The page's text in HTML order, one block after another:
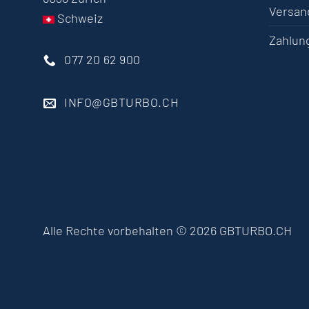
Schweiz
077 20 62 900
INFO@GBTURBO.CH
Alle Rechte vorbehalten © 2026 GBTURBO.CH